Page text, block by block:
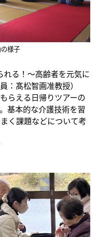
様子
れる！～高齢者を元気に
：髙松智画准教授）
らえる日帰りツアーの
基本的な介護技術を習
く課題などについて考